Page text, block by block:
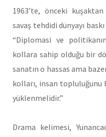
1963’te, önceki
savaş tehdidi dünyayı
“Diplomasi ve
kollara sahip olduğu bir
sanatın o hassas ama
kolları, insan
yüklenmelidir.”
Drama kelimesi,